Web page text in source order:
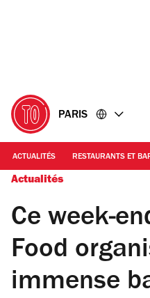
PARIS
ACTUALITÉS RESTAURANTS ET
Actualités
Ce week-
Food
immense